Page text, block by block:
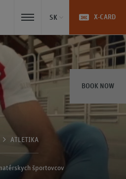
SK
BOOK NOW
X-CARD
ATLETIKA
športovcov